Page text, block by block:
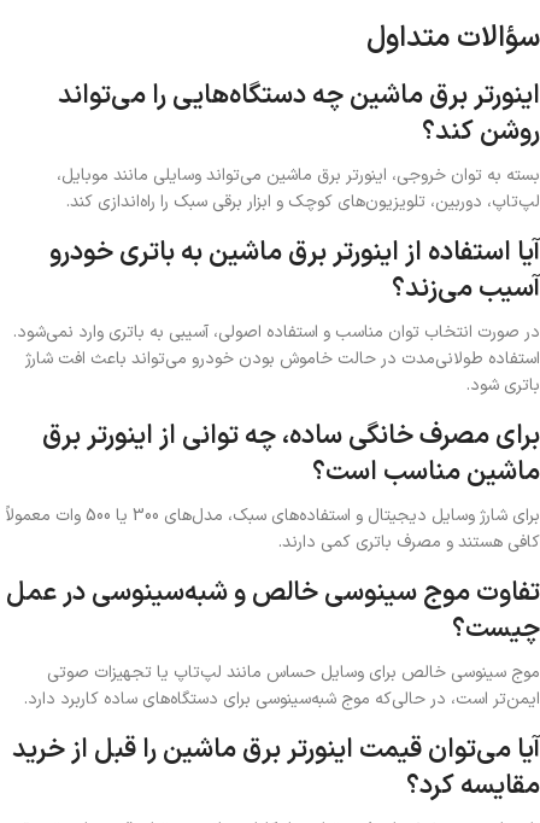
سؤالات متداول
اینورتر برق ماشین چه دستگاه‌هایی را می‌تواند
روشن کند؟
بسته به توان خروجی، اینورتر برق ماشین می‌تواند وسایلی مانند موبایل،
لپ‌تاپ، دوربین، تلویزیون‌های کوچک و ابزار برقی سبک را راه‌اندازی کند.
آیا استفاده از اینورتر برق ماشین به باتری خودرو
آسیب می‌زند؟
در صورت انتخاب توان مناسب و استفاده اصولی، آسیبی به باتری وارد نمی‌شود.
استفاده طولانی‌مدت در حالت خاموش بودن خودرو می‌تواند باعث افت شارژ
باتری شود.
برای مصرف خانگی ساده، چه توانی از اینورتر برق
ماشین مناسب است؟
برای شارژ وسایل دیجیتال و استفاده‌های سبک، مدل‌های 300 یا 500 وات معمولاً
کافی هستند و مصرف باتری کمی دارند.
تفاوت موج سینوسی خالص و شبه‌سینوسی در عمل
چیست؟
موج سینوسی خالص برای وسایل حساس مانند لپ‌تاپ یا تجهیزات صوتی
ایمن‌تر است، در حالی‌که موج شبه‌سینوسی برای دستگاه‌های ساده کاربرد دارد.
آیا می‌توان قیمت اینورتر برق ماشین را قبل از خرید
مقایسه کرد؟